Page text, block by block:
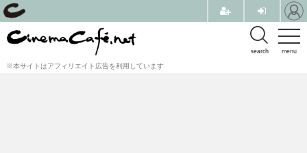
menu
search
※本サイトはアフィリエイト広告を利用しています